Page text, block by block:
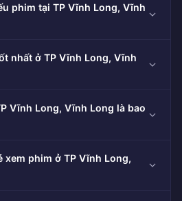
phim tại TP Vĩnh Long, Vĩnh
nhất ở TP Vĩnh Long, Vĩnh
Vĩnh Long, Vĩnh Long là bao
xem phim ở TP Vĩnh Long,